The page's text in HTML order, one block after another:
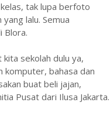
tak lupa berfoto
lalu. Semua
Blora.
sekolah dulu ya,
komputer, bahasa dan
buat beli jajan,
Pusat dari Ilusa Jakarta.